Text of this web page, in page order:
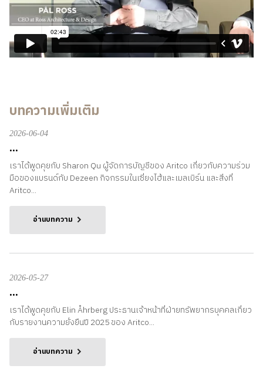
บทความเพิ่มเติม
2026-06-04
...
เราได้พูดคุยกับ Sharon Qu ผู้จัดการบัญชีของ Aritco เกี่ยวกับความร่วม
มือของแบรนด์กับ Dezeen กิจกรรมในเซี่ยงไฮ้และเมลเบิร์น และสิ่งที่
Aritco...
อ่านบทความ
2026-05-27
...
เราได้พูดคุยกับ Elin Åhrberg ประธานเจ้าหน้าที่ฝ่ายทรัพยากรบุคคลเกี่ยว
กับรายงานความยั่งยืนปี 2025 ของ Aritco...
อ่านบทความ